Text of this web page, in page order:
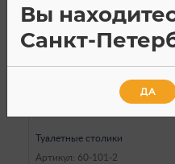
Туалетные столики
Артикул: 60-101-2
Вы
Санкт-
ДА